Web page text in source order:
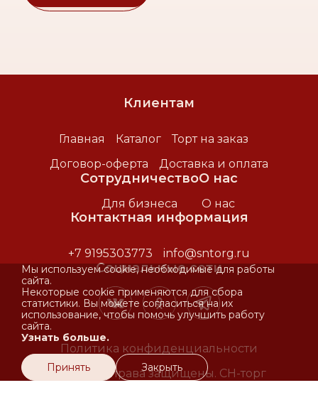
Клиентам
Главная Каталог
Торт на заказ
Договор-оферта
Доставка и оплата
Сотрудничество
Для бизнеса
О нас
О нас
Контактная информация
+7 9195303773 info@sntorg.ru
Социальные сети
Политика конфиденциальности
2025. Все права защищены. СН-торг
Мы используем cookie, необходимые для работы
сайта.
Некоторые cookie применяются для сбора
статистики. Вы можете согласиться на их
использование, чтобы помочь улучшить работу
сайта.
Узнать больше.
Принять Закрыть